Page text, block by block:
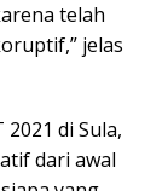
telah
jelas
di Sula,
dari awal